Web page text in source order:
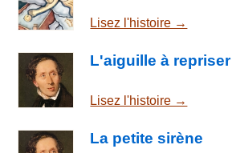
Lisez l'histoire →
L'aiguille à repriser
Lisez l'histoire →
La petite sirène